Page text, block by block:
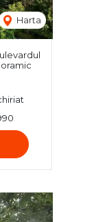
Harta